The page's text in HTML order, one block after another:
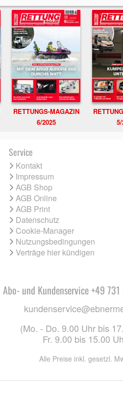
RETTUNGS-MAGAZIN
6/2025
Service
Kontakt
Impressum
AGB Shop
AGB Online
AGB Print
Datenschutz
Cookie-Manager
Nutzungsbedingungen
Verträge hier kündigen
Abo- und Kundenservice +49
(Mo. - Do. 9.00 Uhr bis
Fr. 9.00 bis 15.00
Alle Preise inkl. gesetzl.